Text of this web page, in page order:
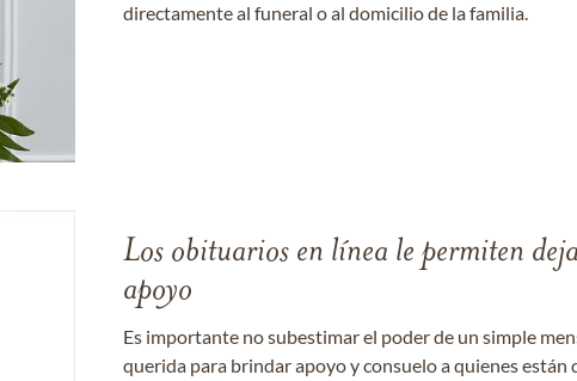
directamente al funeral o al domicilio de la familia.
Los obituarios en línea le permiten
apoyo
Es importante no subestimar el poder de un simple
querida para brindar apoyo y consuelo a quienes están